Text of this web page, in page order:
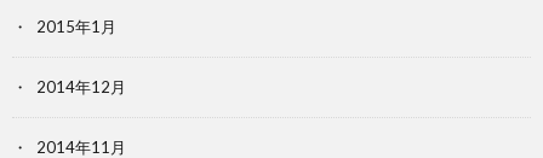
2015年1月
2014年12月
2014年11月